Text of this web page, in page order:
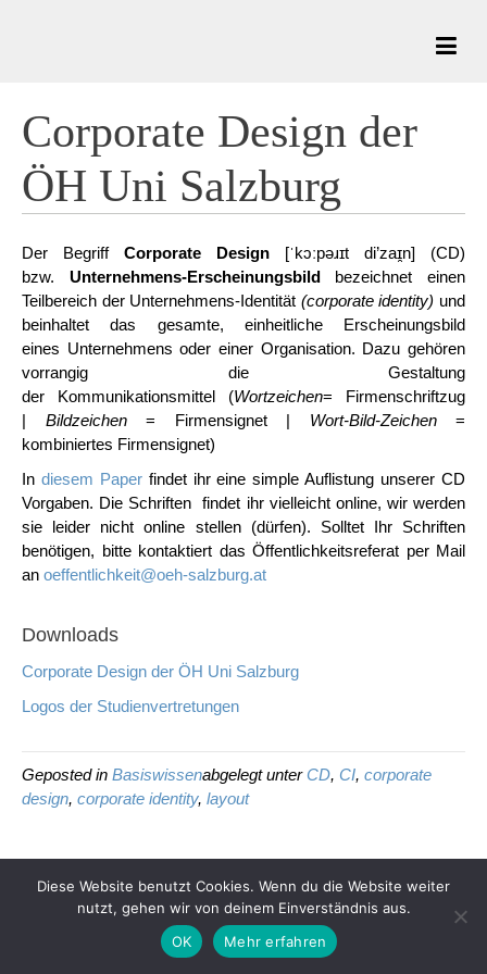
Corporate Design der
ÖH Uni Salzburg
Der Begriff Corporate Design [ˈkɔːpəɹɪt di’zaɪ̯n] (CD)
bzw. Unternehmens-Erscheinungsbildbezeichnet einen
Teilbereich der Unternehmens-Identität (corporate identity) und
beinhaltet das gesamte, einheitliche Erscheinungsbild
eines Unternehmens oder einer Organisation. Dazu gehören
vorrangig die Gestaltung
der Kommunikationsmittel (Wortzeichen= Firmenschriftzug
| Bildzeichen= Firmensignet | Wort-Bild-Zeichen=
kombiniertes Firmensignet)
In diesem Paperfindet ihr eine simple Auflistung unserer CD
Vorgaben. Die Schriften findet ihr vielleicht online, wir werden
sie leider nicht online stellen (dürfen). Solltet Ihr Schriften
benötigen, bitte kontaktiert das Öffentlichkeitsreferat per Mail
an oeffentlichkeit@oeh-salzburg.at
Downloads
Corporate Design der ÖH Uni Salzburg
Logos der Studienvertretungen
Geposted in Basiswissenabgelegt unterCD, CI, corporate
design, corporate identity, layout
Diese Website benutzt Cookies. Wenn du die Website weiter
nutzt, gehen wir von deinem Einverständnis aus.
OK
Mehr erfahren